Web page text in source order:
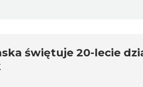
świętuje 20-lecie